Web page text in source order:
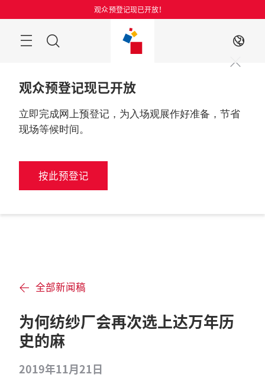
过
观众预登记现已开放！
菜
ZH
观众预登记现已开放
立即完成网上预登记，为入场观展作好准备，节省
现场等候时间。
按此预登记
全部新闻稿
为何纺纱厂会再次选上达万年历
史的麻
2019年11月21日